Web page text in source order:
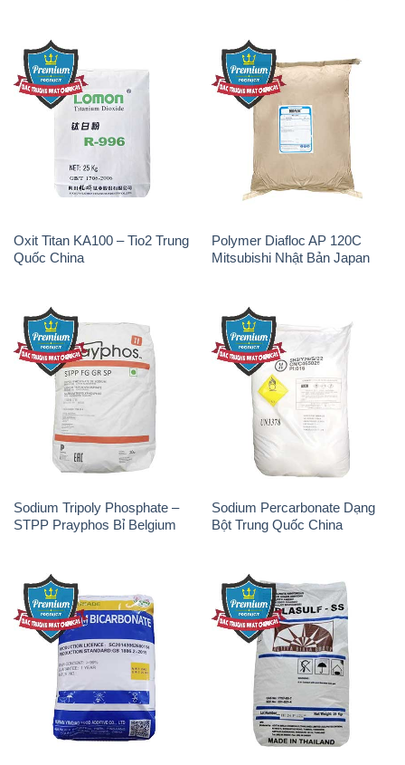
Oxit Titan KA100 – Tio2 Trung
Quốc China
Polymer Diafloc AP 120C
Mitsubishi Nhật Bản Japan
Sodium Tripoly Phosphate –
STPP Prayphos Bỉ Belgium
Sodium Percarbonate Dạng
Bột Trung Quốc China